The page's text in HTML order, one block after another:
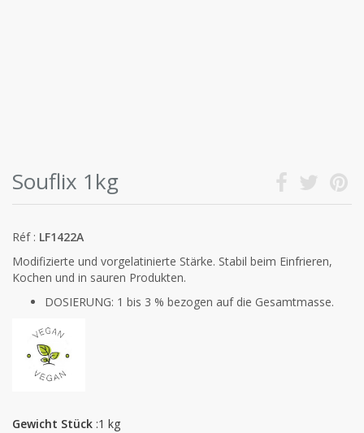
Souflix 1kg
Réf : LF1422A
Modifizierte und vorgelatinierte Stärke. Stabil beim Einfrieren,
Kochen und in sauren Produkten.
DOSIERUNG: 1 bis 3 % bezogen auf die Gesamtmasse.
Gewicht Stück :1 kg